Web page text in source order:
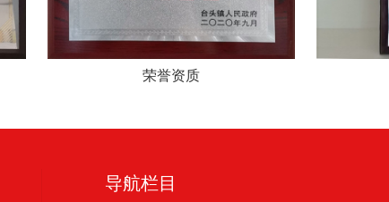
荣誉资质
导航栏目